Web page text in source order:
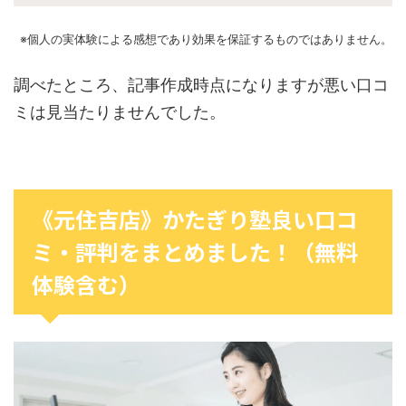
※個人の実体験による感想であり効果を保証するものではありません。
調べたところ、記事作成時点になりますが悪い口コ
ミは見当たりませんでした。
《元住吉店》かたぎり塾良い口コ
ミ・評判をまとめました！（無料
体験含む）